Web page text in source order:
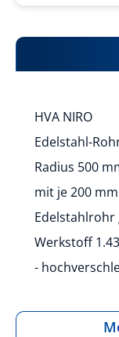
HVA NIRO
Edelstahl-
Radius 500
mit je 200
Edelstahlrohr
Werkstoff
-